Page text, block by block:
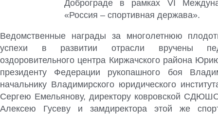
Доброграде в рамках VI
«Россия – спортивная держава».
Ведомственные награды за многолетнюю
успехи в развитии отрасли вручены
оздоровительного центра Киржачского района
президенту Федерации рукопашного боя
начальнику Владимирского юридического
Сергею Емельянову, директору ковровской
Алексею Гусеву и замдиректора этой же